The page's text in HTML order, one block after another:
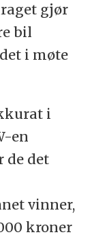
gjør
bil
i møte
i
en
de det
vinner,
kroner